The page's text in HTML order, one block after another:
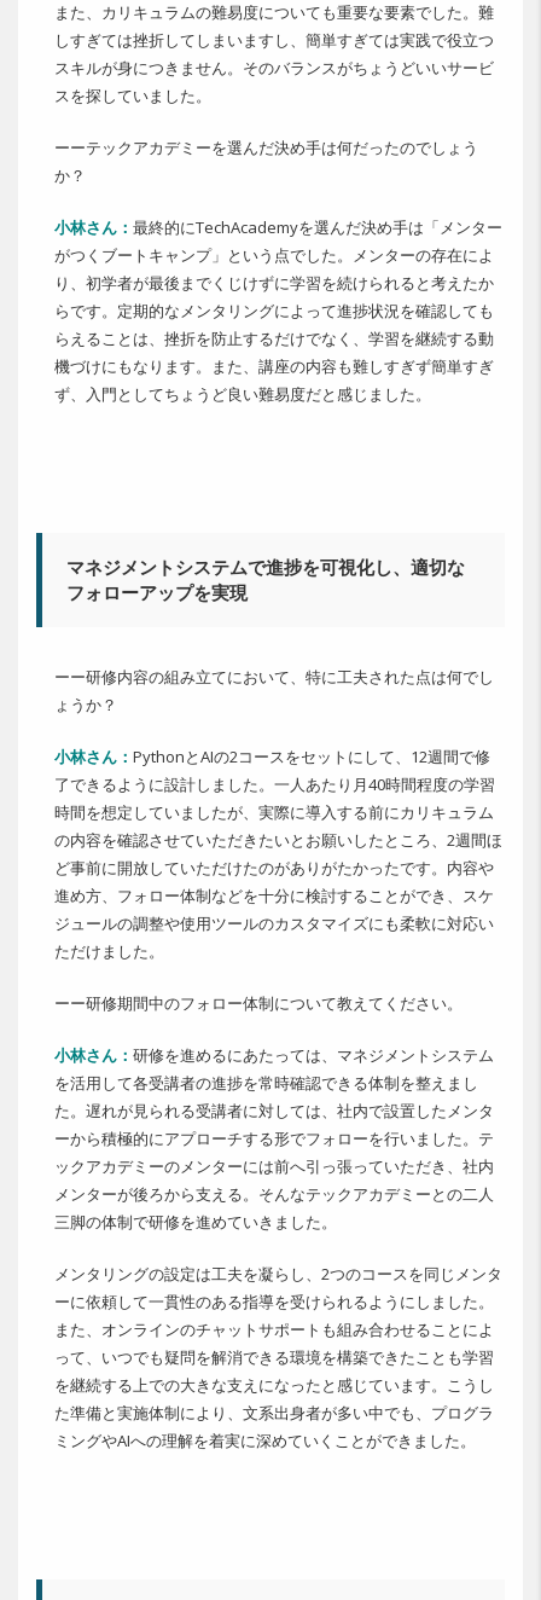
また、カリキュラムの難易度についても重要な要素でした。難
しすぎては挫折してしまいますし、簡単すぎては実践で役立つ
スキルが身につきません。そのバランスがちょうどいいサービ
スを探していました。
ーーテックアカデミーを選んだ決め手は何だったのでしょう
か？
小林さん： 最終的にTechAcademyを選んだ決め手は「メンター
がつくブートキャンプ」という点でした。メンターの存在によ
り、初学者が最後までくじけずに学習を続けられると考えたか
らです。定期的なメンタリングによって進捗状況を確認しても
らえることは、挫折を防止するだけでなく、学習を継続する動
機づけにもなります。また、講座の内容も難しすぎず簡単すぎ
ず、入門としてちょうど良い難易度だと感じました。
マネジメントシステムで進捗を可視化し、適切な
フォローアップを実現
ーー研修内容の組み立てにおいて、特に工夫された点は何でし
ょうか？
小林さん： PythonとAIの2コースをセットにして、12週間で修
了できるように設計しました。一人あたり月40時間程度の学習
時間を想定していましたが、実際に導入する前にカリキュラム
の内容を確認させていただきたいとお願いしたところ、2週間ほ
ど事前に開放していただけたのがありがたかったです。内容や
進め方、フォロー体制などを十分に検討することができ、スケ
ジュールの調整や使用ツールのカスタマイズにも柔軟に対応い
ただけました。
ーー研修期間中のフォロー体制について教えてください。
小林さん： 研修を進めるにあたっては、マネジメントシステム
を活用して各受講者の進捗を常時確認できる体制を整えまし
た。遅れが見られる受講者に対しては、社内で設置したメンタ
ーから積極的にアプローチする形でフォローを行いました。テ
ックアカデミーのメンターには前へ引っ張っていただき、社内
メンターが後ろから支える。そんなテックアカデミーとの二人
三脚の体制で研修を進めていきました。
メンタリングの設定は工夫を凝らし、2つのコースを同じメンタ
ーに依頼して一貫性のある指導を受けられるようにしました。
また、オンラインのチャットサポートも組み合わせることによ
って、いつでも疑問を解消できる環境を構築できたことも学習
を継続する上での大きな支えになったと感じています。こうし
た準備と実施体制により、文系出身者が多い中でも、プログラ
ミングやAIへの理解を着実に深めていくことができました。